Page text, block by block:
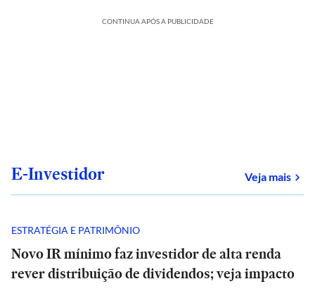
CONTINUA APÓS A PUBLICIDADE
E-Investidor Veja mais
ESTRATÉGIA E PATRIMÔNIO
Novo IR mínimo faz investidor de alta renda
rever distribuição de dividendos; veja impacto